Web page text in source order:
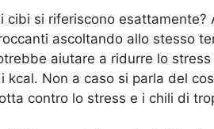
cibi si riferiscono esattamente?
ascoltando allo stesso
aiutare a ridurre lo
kcal. Non a caso si parla del
contro lo stress e i chili di